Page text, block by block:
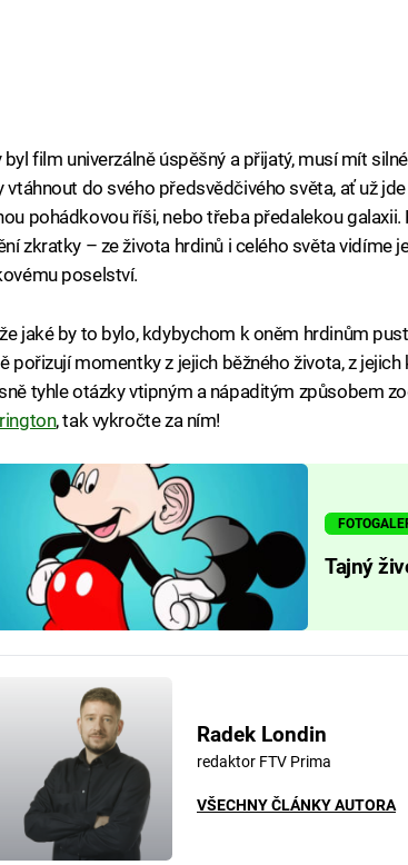
byl film univerzálně úspěšný a přijatý, musí mít
vtáhnout do svého předsvědčivého světa, ať už
pohádkovou říši, nebo třeba předalekou
zkratky – ze života hrdinů i celého světa vidíme
poselství.
jaké by to bylo, kdybychom k oněm hrdinům
pořizují momentky z jejich běžného života, z
tyhle otázky vtipným a nápaditým způsobem
, tak vykročte za ním!
Tajný
Radek Londin
redaktor FTV Prima
VŠECHNY ČLÁNKY AUTORA